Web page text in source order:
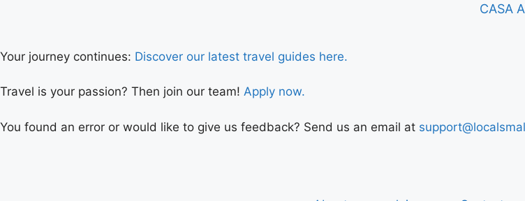
CASA
Your journey continues: Discover our latest travel guides here.
Travel is your passion? Then join our team! Apply now.
You found an error or would like to give us feedback? Send us an email at